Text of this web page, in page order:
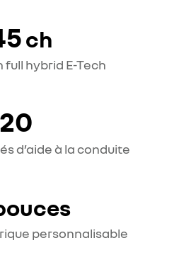
ch
hybrid E-Tech
20
d’aide à la conduite
personnalisable